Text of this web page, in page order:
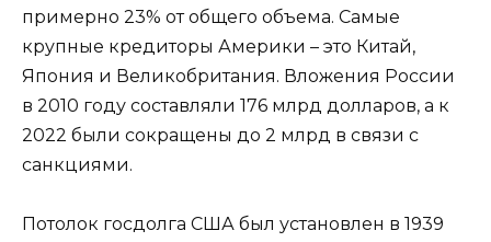
примерно 23% от общего объема. Самые
крупные кредиторы Америки – это Китай,
Япония и Великобритания. Вложения России
в 2010 году составляли 176 млрд долларов, а к
2022 были сокращены до 2 млрд в связи с
санкциями.
Потолок госдолга США был установлен в 1939